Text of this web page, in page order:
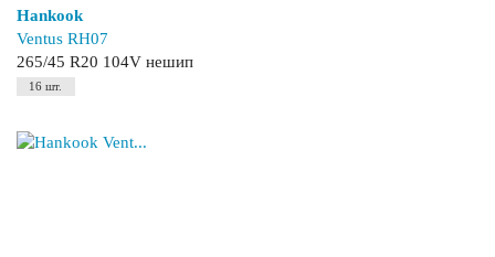
Hankook
Ventus RH07
265/45 R20 104V нешип
16 шт.